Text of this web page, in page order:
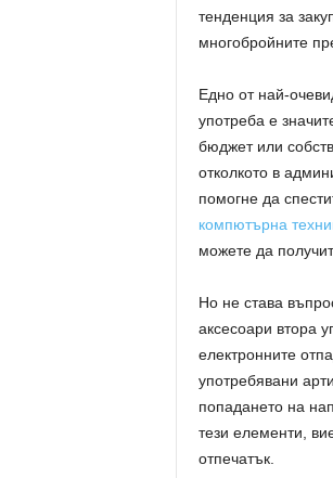
тенденция за
многобройните
Едно от най-
употреба е
бюджет или
отколкото в
помогне да
компютърна
можете да
Но не става
аксесоари втора
електронните
употребявани
попадането на
тези елементи,
отпечатък.